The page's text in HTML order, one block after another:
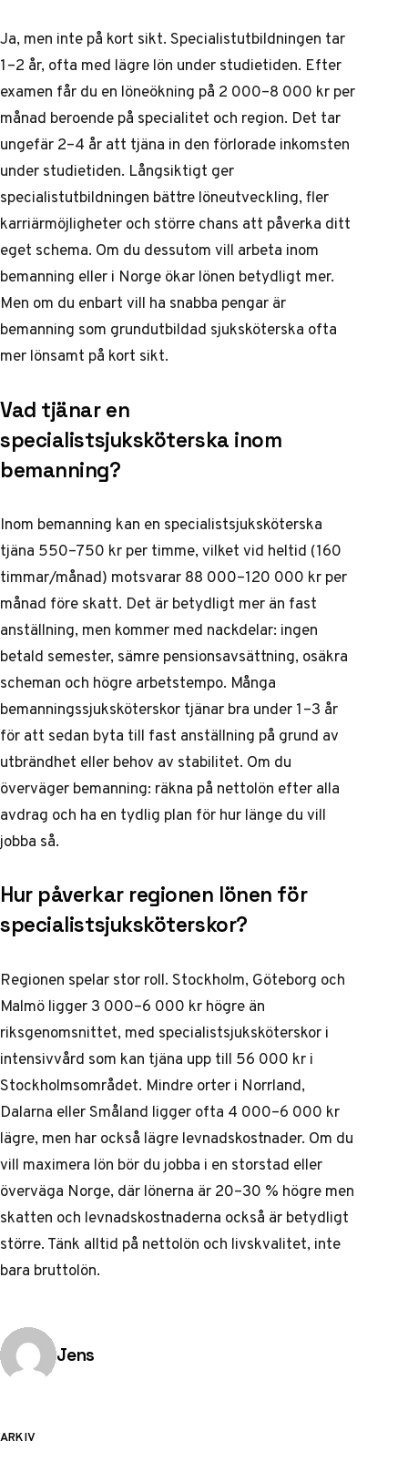
Ja, men inte på kort sikt. Specialistutbildningen tar
1–2 år, ofta med lägre lön under studietiden. Efter
examen får du en löneökning på 2 000–8 000 kr per
månad beroende på specialitet och region. Det tar
ungefär 2–4 år att tjäna in den förlorade inkomsten
under studietiden. Långsiktigt ger
specialistutbildningen bättre löneutveckling, fler
karriärmöjligheter och större chans att påverka ditt
eget schema. Om du dessutom vill arbeta inom
bemanning eller i Norge ökar lönen betydligt mer.
Men om du enbart vill ha snabba pengar är
bemanning som grundutbildad sjuksköterska ofta
mer lönsamt på kort sikt.
Vad tjänar en
specialistsjuksköterska inom
bemanning?
Inom bemanning kan en specialistsjuksköterska
tjäna 550–750 kr per timme, vilket vid heltid (160
timmar/månad) motsvarar 88 000–120 000 kr per
månad före skatt. Det är betydligt mer än fast
anställning, men kommer med nackdelar: ingen
betald semester, sämre pensionsavsättning, osäkra
scheman och högre arbetstempo. Många
bemanningssjuksköterskor tjänar bra under 1–3 år
för att sedan byta till fast anställning på grund av
utbrändhet eller behov av stabilitet. Om du
överväger bemanning: räkna på nettolön efter alla
avdrag och ha en tydlig plan för hur länge du vill
jobba så.
Hur påverkar regionen lönen för
specialistsjuksköterskor?
Regionen spelar stor roll. Stockholm, Göteborg och
Malmö ligger 3 000–6 000 kr högre än
riksgenomsnittet, med specialistsjuksköterskor i
intensivvård som kan tjäna upp till 56 000 kr i
Stockholmsområdet. Mindre orter i Norrland,
Dalarna eller Småland ligger ofta 4 000–6 000 kr
lägre, men har också lägre levnadskostnader. Om du
vill maximera lön bör du jobba i en storstad eller
överväga Norge, där lönerna är 20–30 % högre men
skatten och levnadskostnaderna också är betydligt
större. Tänk alltid på nettolön och livskvalitet, inte
bara bruttolön.
Publicerad av
Jens
ARKIV